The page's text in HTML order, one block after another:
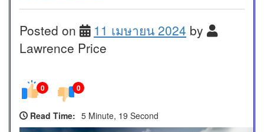
n
Posted on 11 เมษายน 2024 by
Lawrence Price
0 0
Read Time: 5 Minute, 19 Second